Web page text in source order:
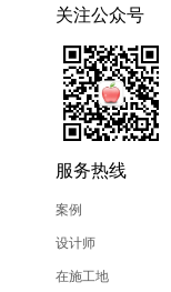
关注公众号
服务热线
案例
设计师
在施工地